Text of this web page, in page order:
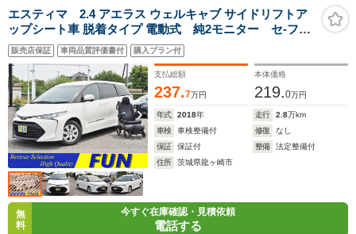
エスティマ 2.4 アエラス ウェルキャブ サイドリフトア
ップシート車 脱着タイプ 電動式 純2モニター セ-フテ
ィセンス 寒冷地仕様
販売店保証 車両品質評価書付 購入プラン付
支払総額
237.7万円
本体価格
219.0万円
年式 2018年 走行 2.8万km
車検
車検整備付 修復
なし
保証
保証付 整備
法定整備付
住所
茨城県龍ヶ崎市
無
料
今すぐ在庫確認・見積依頼
電話する